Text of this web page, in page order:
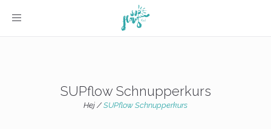
Toggle navigation
SUPflow Schnupperkurs
Hej /SUPflow Schnupperkurs